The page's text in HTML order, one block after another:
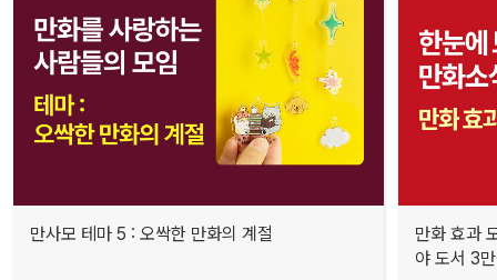
만사모 테마 5 : 오싹한 만화의 계절
만화 효과
야 도서 3